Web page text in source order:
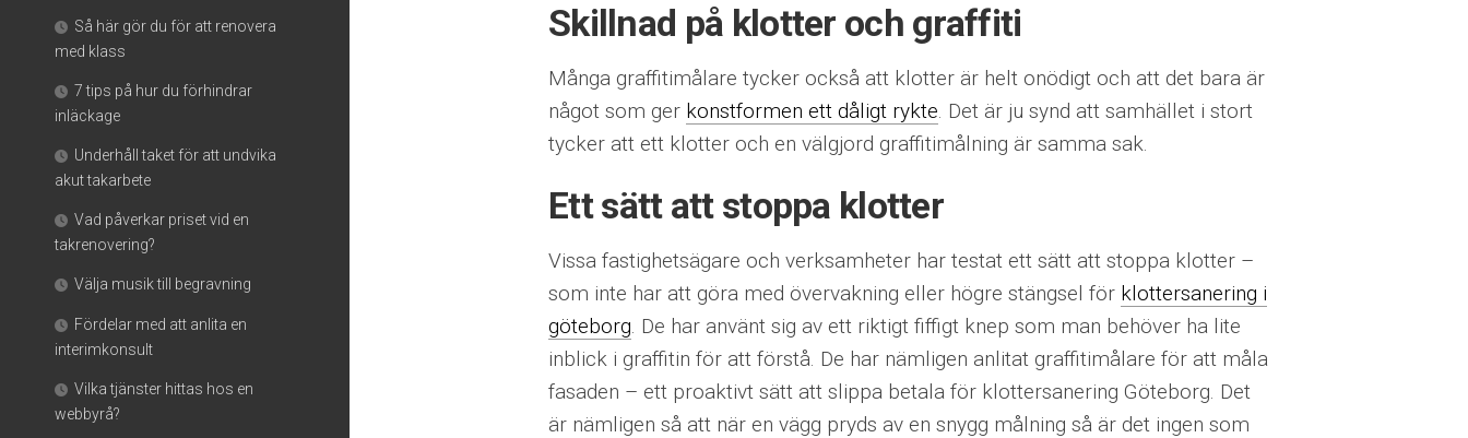
Skillnad på klotter och graffiti
Många graffitimålare tycker också att klotter är helt onödigt och att det bara är
något som ger konstformen ett dåligt rykte. Det är ju synd att samhället i stort
tycker att ett klotter och en välgjord graffitimålning är samma sak.
Ett sätt att stoppa klotter
Vissa fastighetsägare och verksamheter har testat ett sätt att stoppa klotter –
som inte har att göra med övervakning eller högre stängsel för klottersanering i
göteborg. De har använt sig av ett riktigt fiffigt knep som man behöver ha lite
inblick i graffitin för att förstå. De har nämligen anlitat graffitimålare för att måla
fasaden – ett proaktivt sätt att slippa betala för klottersanering Göteborg. Det
är nämligen så att när en vägg pryds av en snygg målning så är det ingen som
Så här gör du för att renovera
med klass
7 tips på hur du förhindrar
inläckage
Underhåll taket för att undvika
akut takarbete
Vad påverkar priset vid en
takrenovering?
Välja musik till begravning
Fördelar med att anlita en
interimkonsult
Vilka tjänster hittas hos en
webbyrå?